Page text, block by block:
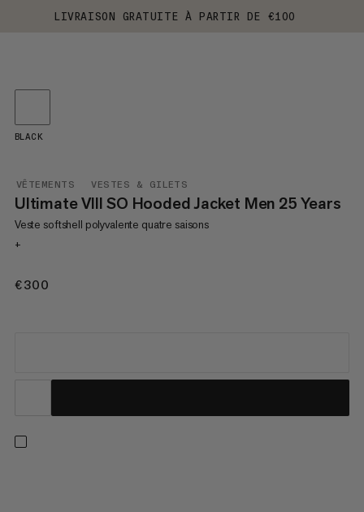
LIVRAISON GRATUITE À PARTIR DE €100
VÊTEMENTS VESTES & GILETS
Ultimate VIII SO Hooded Jacket Men 25 Years
Veste softshell polyvalente quatre saisons
+
€300
BLACK